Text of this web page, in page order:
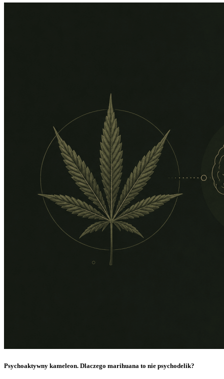
Psychoaktywny kameleon. Dlaczego marihuana to nie psychodelik?